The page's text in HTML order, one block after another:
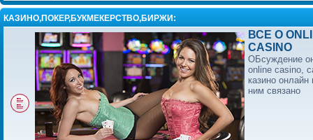
КАЗИНО,ПОКЕР,БУКМЕКЕРСТВО,БИРЖИ:
ВСЕ О
CASINO
ОБсуждение
online casino,
казино онлайн
ним связано